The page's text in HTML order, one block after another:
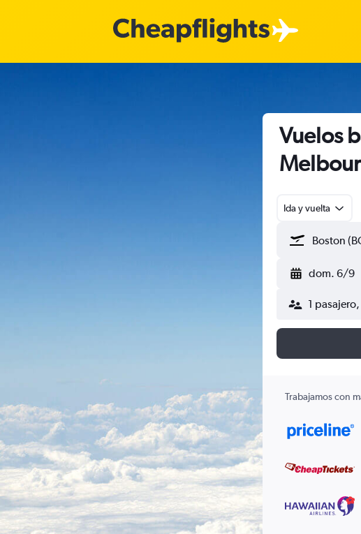
Vuelos
Ida y vuelta
dom. 6/9
1
Trabajamos con